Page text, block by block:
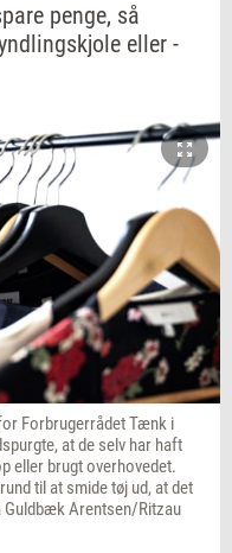
penge, så
eller -
Forbrugerrådet Tænk i
at de selv har haft
eller brugt overhovedet.
til at smide tøj ud, at det
Arentsen/Ritzau